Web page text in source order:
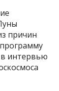
причин
в интервью